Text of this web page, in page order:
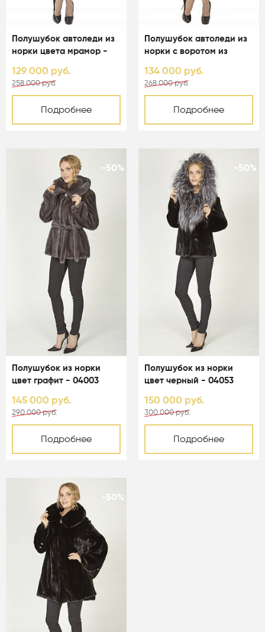
Полушубок автоледи из
норки цвета мрамор -
129 000 руб.
258 000 руб.
Подробнее
Полушубок автоледи из
норки с воротом из
134 000 руб.
268 000 руб.
Подробнее
-50%
Полушубок из норки
цвет графит - 04003
145 000 руб.
290 000 руб.
Подробнее
-50%
Полушубок из норки
цвет черный - 04053
150 000 руб.
300 000 руб.
Подробнее
-50%